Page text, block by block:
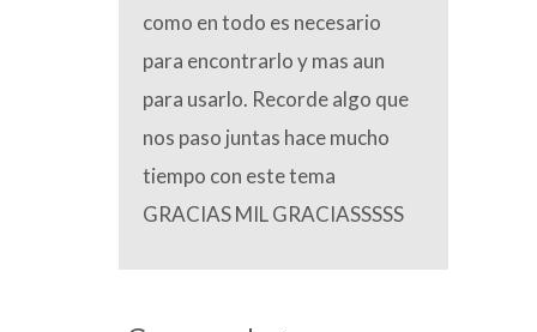
como en todo es necesario
para encontrarlo y mas aun
para usarlo. Recorde algo que
nos paso juntas hace mucho
tiempo con este tema
GRACIAS MIL GRACIASSSSS